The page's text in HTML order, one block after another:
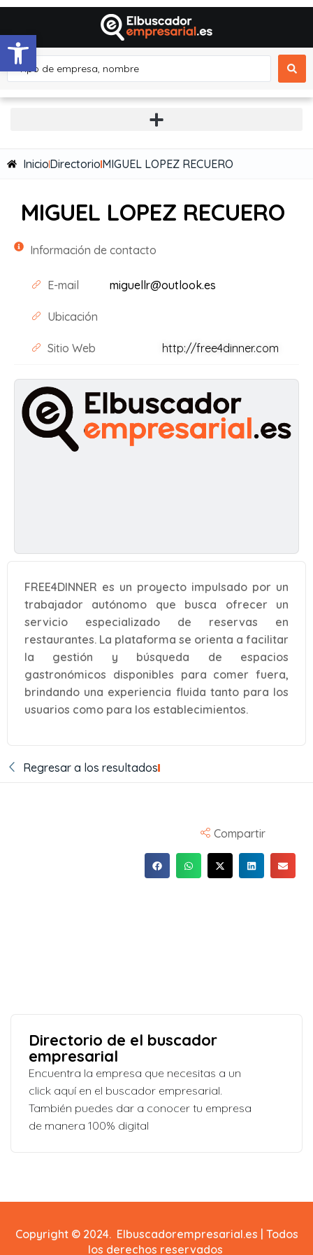
Abrir barra de herramientas
InicioDirectorioMIGUEL LOPEZ RECUERO
MIGUEL LOPEZ RECUERO
Información de contacto
E-mail miguellr@outlook.es
Ubicación
Sitio Web http://free4dinner.com
FREE4DINNER es un proyecto impulsado por un
trabajador autónomo que busca ofrecer un
servicio especializado de reservas en
restaurantes. La plataforma se orienta a facilitar
la gestión y búsqueda de espacios
gastronómicos disponibles para comer fuera,
brindando una experiencia fluida tanto para los
usuarios como para los establecimientos.
Regresar a los resultados
Compartir
Directorio de el buscador
empresarial
Encuentra la empresa que necesitas a un
click aquí en el buscador empresarial.
También puedes dar a conocer tu empresa
de manera 100% digital
Copyright © 2024. Elbuscadorempresarial.es | Todos
los derechos reservados